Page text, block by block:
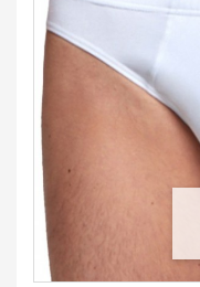
Strümpfe
Brands
Neue
Artikel
Angebote